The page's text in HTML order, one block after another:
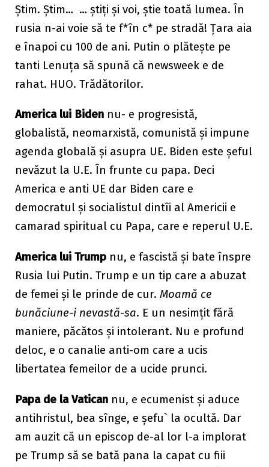
Știm. Știm… … știți și voi, știe toată lumea. În
rusia n-ai voie să te f*în c* pe stradă! Țara aia
e înapoi cu 100 de ani. Putin o plătește pe
tanti Lenuța să spună că newsweek e de
rahat. HUO. Trădătorilor.
America lui Biden nu- e progresistă,
globalistă, neomarxistă, comunistă și impune
agenda globală și asupra UE. Biden este șeful
nevăzut la U.E. În frunte cu papa. Deci
America e anti UE dar Biden care e
democratul și socialistul dintîi al Americii e
camarad spiritual cu Papa, care e reperul U.E.
America lui Trump nu, e fascistă și bate înspre
Rusia lui Putin. Trump e un tip care a abuzat
de femei și le prinde de cur. Moamă ce
bunăciune-i nevastă-sa. E un nesimțit fără
maniere, păcătos și intolerant. Nu e profund
deloc, e o canalie anti-om care a ucis
libertatea femeilor de a ucide prunci.
Papa de la Vatican nu, e ecumenist și aduce
antihristul, bea sînge, e șefu` la ocultă. Dar
am auzit că un episcop de-al lor l-a implorat
pe Trump să se bată pana la capat cu fiii